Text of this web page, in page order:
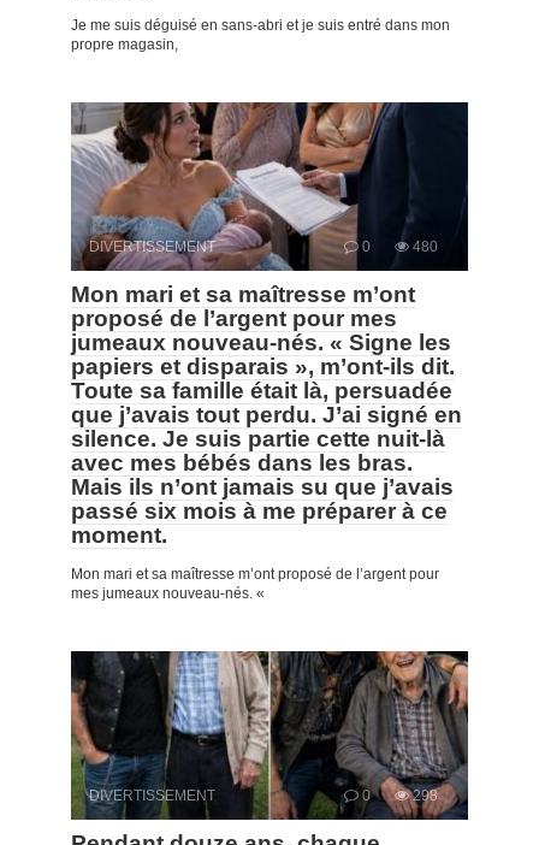
Je me suis déguisé en sans-abri et je suis entré dans mon
propre magasin,
DIVERTISSEMENT 0 480
Mon mari et sa maîtresse m’ont
proposé de l’argent pour mes
jumeaux nouveau-nés. « Signe les
papiers et disparais », m’ont-ils dit.
Toute sa famille était là, persuadée
que j’avais tout perdu. J’ai signé en
silence. Je suis partie cette nuit-là
avec mes bébés dans les bras.
Mais ils n’ont jamais su que j’avais
passé six mois à me préparer à ce
moment.
Mon mari et sa maîtresse m’ont proposé de l’argent pour
mes jumeaux nouveau-nés. «
DIVERTISSEMENT 0 298